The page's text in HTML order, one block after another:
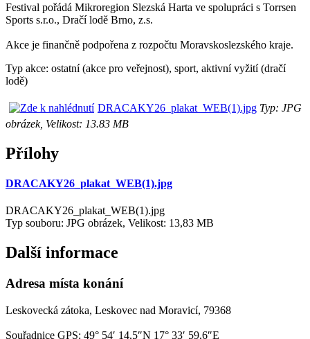
Festival pořádá Mikroregion Slezská Harta ve spolupráci s Torrsen
Sports s.r.o., Dračí lodě Brno, z.s.
Akce je finančně podpořena z rozpočtu Moravskoslezského kraje.
Typ akce: ostatní (akce pro veřejnost), sport, aktivní vyžití (dračí
lodě)
DRACAKY26_plakat_WEB(1).jpg Typ: JPG
obrázek, Velikost: 13.83 MB
Přílohy
DRACAKY26_plakat_WEB(1).jpg
DRACAKY26_plakat_WEB(1).jpg
Typ souboru: JPG obrázek, Velikost: 13,83 MB
Další informace
Adresa místa konání
Leskovecká zátoka, Leskovec nad Moravicí, 79368
Souřadnice GPS: 49° 54′ 14.5″N 17° 33′ 59.6″E